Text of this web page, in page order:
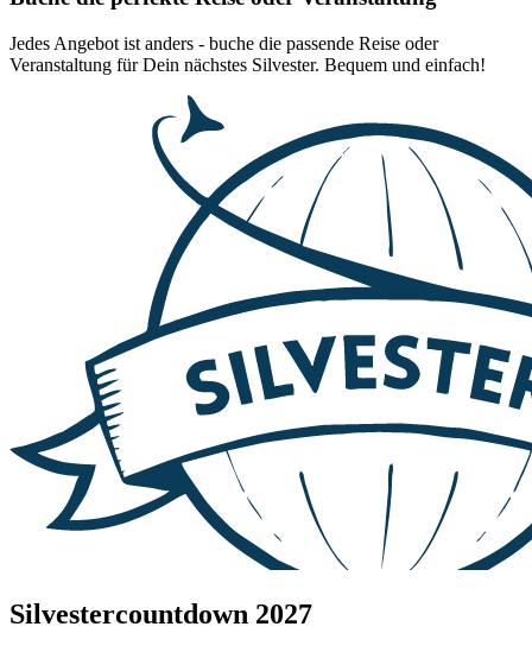
Jedes Angebot ist anders - buche die passende Reise oder
Veranstaltung für Dein nächstes Silvester. Bequem und einfach!
Silvestercountdown 2027